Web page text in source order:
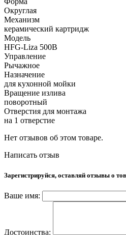
Округлая
Механизм
керамический картридж
Модель
HFG-Liza 500B
Управление
Рычажное
Назначение
для кухонной мойки
Вращение излива
поворотный
Отверстия для монтажа
на 1 отверстие
Нет отзывов об этом товаре.
Написать отзыв
Зарегистрируйся, оставляй отзывы о
Ваше имя:
Достоинства: